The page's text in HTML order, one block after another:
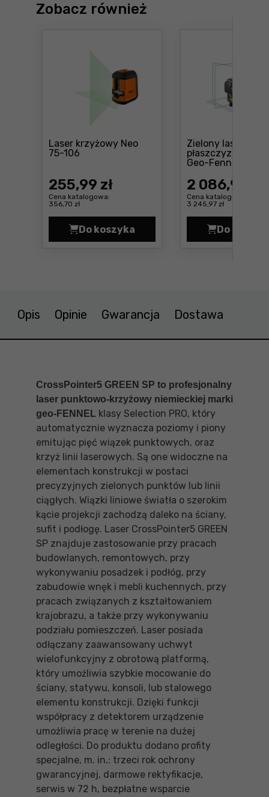
Zobacz również
Laser krzyżowy Neo
75-106
Cena: 255 ,99 zł
255,99 zł
Cena katalogowa:
356,70 zł
Do koszyka
Laser krzyżowy Neo 75-106 Cena
Zielony laser
płaszczyznowy
Geo-Fennel
2 086,99 zł
Cena katalogowa:
3 245,97 zł
Do
Opis Opinie Gwarancja Dostawa
CrossPointer5 GREEN SP to profesjonalny
laser punktowo-krzyżowy niemieckiej marki
geo-FENNEL klasy Selection PRO, który
automatycznie wyznacza poziomy i piony
emitując pięć wiązek punktowych, oraz
krzyż linii laserowych. Są one widoczne na
elementach konstrukcji w postaci
precyzyjnych zielonych punktów lub linii
ciągłych. Wiązki liniowe światła o szerokim
kącie projekcji zachodzą daleko na ściany,
sufit i podłogę. Laser CrossPointer5 GREEN
SP znajduje zastosowanie przy pracach
budowlanych, remontowych, przy
wykonywaniu posadzek i podłóg, przy
zabudowie wnęk i mebli kuchennych, przy
pracach związanych z kształtowaniem
krajobrazu, a także przy wykonywaniu
podziału pomieszczeń. Laser posiada
odłączany zaawansowany uchwyt
wielofunkcyjny z obrotową platformą,
który umożliwia szybkie mocowanie do
ściany, statywu, konsoli, lub stalowego
elementu konstrukcji. Dzięki funkcji
współpracy z detektorem urządzenie
umożliwia pracę w terenie na dużej
odległości. Do produktu dodano profity
specjalne, m. in.: trzeci rok ochrony
gwarancyjnej, darmowe rektyfikacje,
serwis w 72 h, bezpłatne wsparcie